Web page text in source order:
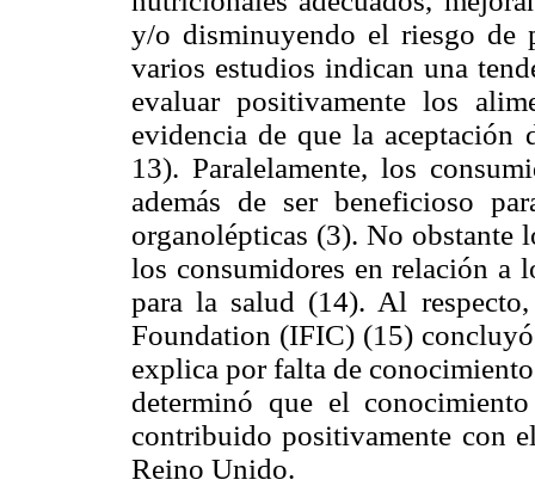
y/o disminuyendo el riesgo de
varios estudios indican una
evaluar positivamente los
evidencia de que la aceptación
13). Paralelamente, los
además de ser beneficioso
organolépticas (3). No obstante
los consumidores en relación a
para la salud (14). Al
Foundation (IFIC) (15)
explica por falta de
determinó que el
contribuido positivamente con
Reino Unido.